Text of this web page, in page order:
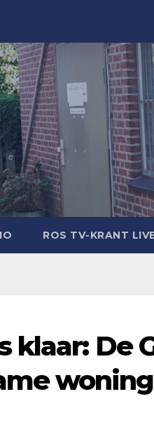
ROS TV-KRANT
klaar: De